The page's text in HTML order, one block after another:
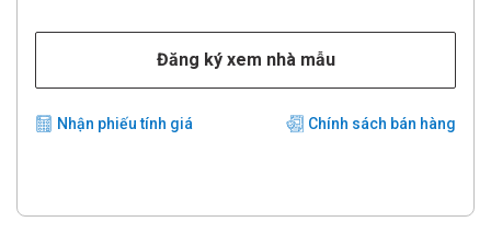
Đăng ký xem nhà mẫu
Nhận phiếu tính giá Chính sách bán hàng